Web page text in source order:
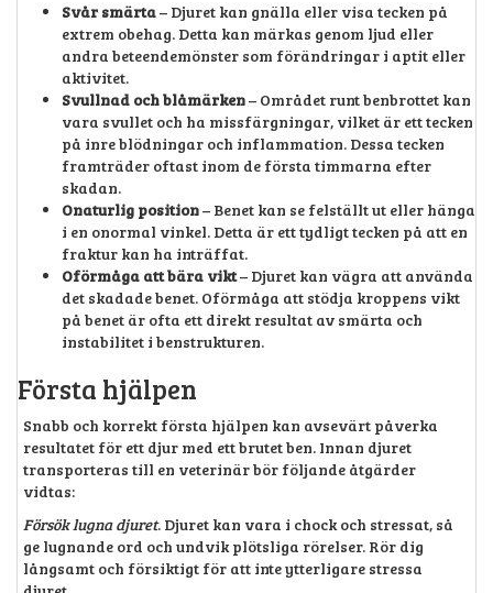
Svår smärta– Djuret kan gnälla eller visa tecken på
extrem obehag. Detta kan märkas genom ljud eller
andra beteendemönster som förändringar i aptit eller
aktivitet.
Svullnad och blåmärken– Området runt benbrottet kan
vara svullet och ha missfärgningar, vilket är ett tecken
på inre blödningar och inflammation. Dessa tecken
framträder oftast inom de första timmarna efter
skadan.
Onaturlig position– Benet kan se felställt ut eller hänga
i en onormal vinkel. Detta är ett tydligt tecken på att en
fraktur kan ha inträffat.
Oförmåga att bära vikt– Djuret kan vägra att använda
det skadade benet. Oförmåga att stödja kroppens vikt
på benet är ofta ett direkt resultat av smärta och
instabilitet i benstrukturen.
Första hjälpen
Snabb och korrekt första hjälpen kan avsevärt påverka
resultatet för ett djur med ett brutet ben. Innan djuret
transporteras till en veterinär bör följande åtgärder
vidtas:
Försök lugna djuret. Djuret kan vara i chock och stressat, så
ge lugnande ord och undvik plötsliga rörelser. Rör dig
långsamt och försiktigt för att inte ytterligare stressa